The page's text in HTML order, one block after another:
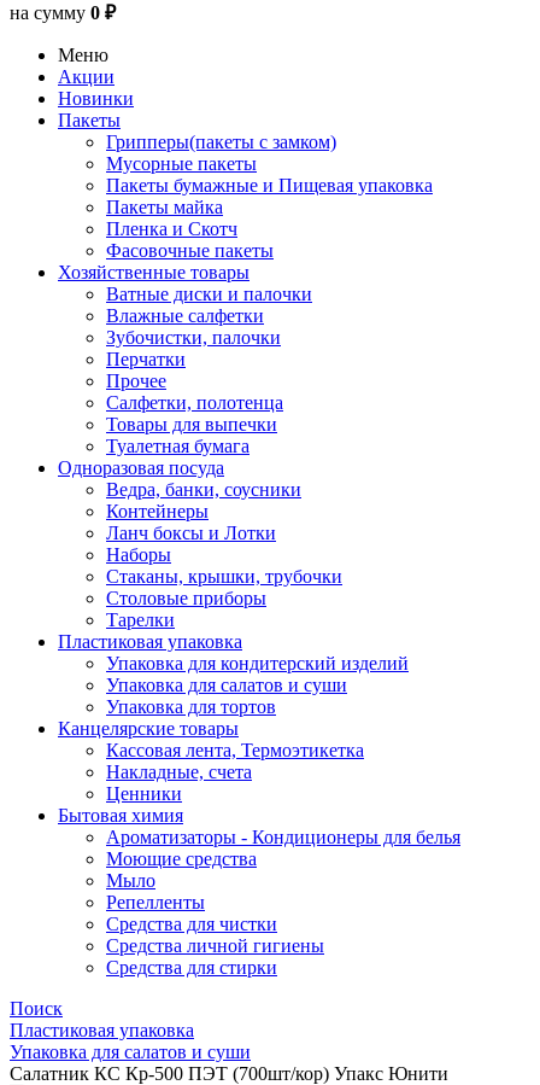
на сумму 0 ₽
Меню
Акции
Новинки
Пакеты
Грипперы(пакеты с замком)
Мусорные пакеты
Пакеты бумажные и Пищевая упаковка
Пакеты майка
Пленка и Скотч
Фасовочные пакеты
Хозяйственные товары
Ватные диски и палочки
Влажные салфетки
Зубочистки, палочки
Перчатки
Прочее
Салфетки, полотенца
Товары для выпечки
Туалетная бумага
Одноразовая посуда
Ведра, банки, соусники
Контейнеры
Ланч боксы и Лотки
Наборы
Стаканы, крышки, трубочки
Столовые приборы
Тарелки
Пластиковая упаковка
Упаковка для кондитерский изделий
Упаковка для салатов и суши
Упаковка для тортов
Канцелярские товары
Кассовая лента, Термоэтикетка
Накладные, счета
Ценники
Бытовая химия
Ароматизаторы - Кондиционеры для белья
Моющие средства
Мыло
Репелленты
Средства для чистки
Средства личной гигиены
Средства для стирки
Поиск
Пластиковая упаковка
Упаковка для салатов и суши
Салатник КС Кр-500 ПЭТ (700шт/кор) Упакс Юнити